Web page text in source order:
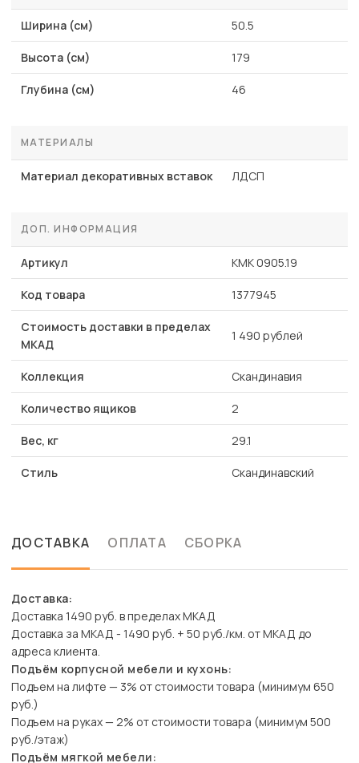
Ширина (см) 50.5
Высота (см) 179
Глубина (см) 46
МАТЕРИАЛЫ
Материал декоративных вставок ЛДСП
ДОП. ИНФОРМАЦИЯ
Артикул КМК 0905.19
Код товара 1377945
Стоимость доставки в пределах
МКАД
1 490 рублей
Коллекция Скандинавия
Количество ящиков 2
Вес, кг 29.1
Стиль Скандинавский
ДОСТАВКА ОПЛАТА СБОРКА
Доставка:
Доставка 1490 руб. в пределах МКАД
Доставка за МКАД - 1490 руб. + 50 руб./км. от МКАД до
адреса клиента.
Подъём корпусной мебели и кухонь:
Подъем на лифте — 3% от стоимости товара (минимум 650
руб.)
Подъем на руках — 2% от стоимости товара (минимум 500
руб./этаж)
Подъём мягкой мебели: